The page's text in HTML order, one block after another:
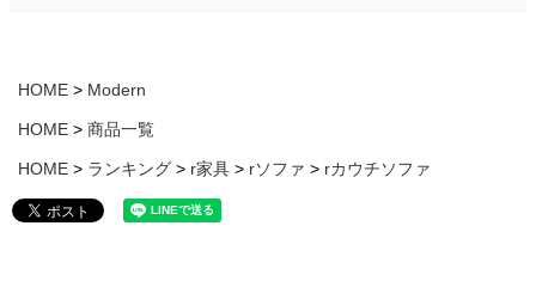
HOME Modern
HOME 商品一覧
HOME ランキング r家具 rソファ rカウチソファ